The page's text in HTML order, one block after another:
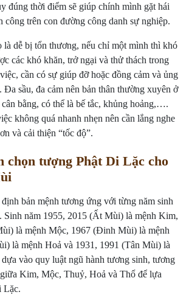
đúng thời điểm sẽ giúp chính mình gặt hái
công trên con đường công danh sự nghiệp.
là dễ bị tổn thương, nếu chỉ một mình thì khó
các khó khăn, trở ngại và thử thách trong
cần có sự giúp đỡ hoặc đồng cảm và ủng
Đa sầu, đa cảm nên bản thân thường xuyên ở
bằng, có thể là bế tắc, khủng hoảng,….
không quá nhanh nhẹn nên cần lắng nghe
và cải thiện “tốc độ”.
chọn tượng Phật Di Lặc cho
bản mệnh tương ứng với từng năm sinh
Sinh năm 1955, 2015 (Ất Mùi) là mệnh Kim,
là mệnh Mộc, 1967 (Đinh Mùi) là mệnh
là mệnh Hoả và 1931, 1991 (Tân Mùi) là
vào quy luật ngũ hành tương sinh, tương
Kim, Mộc, Thuỷ, Hoả và Thổ để lựa
Lặc.